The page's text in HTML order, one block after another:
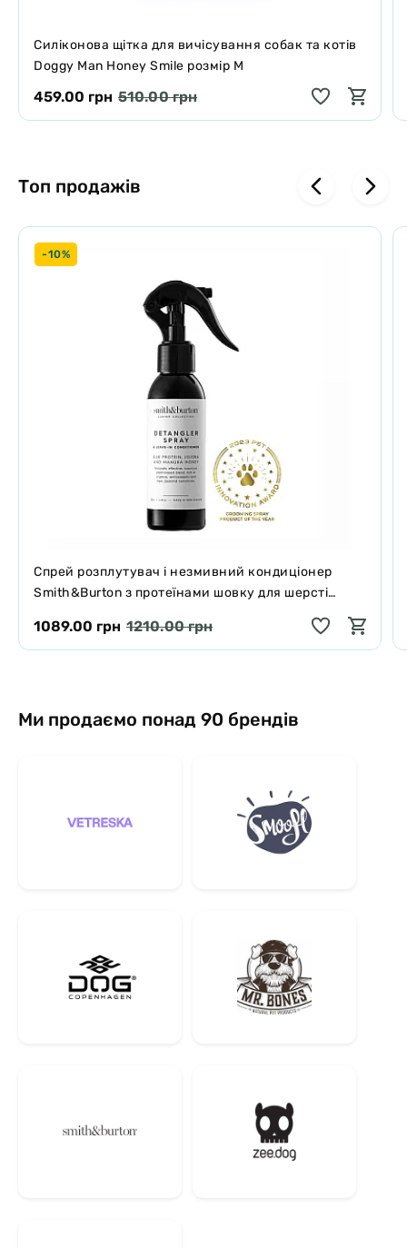
Силіконова щітка для вичісування собак та котів
Doggy Man Honey Smile розмір M
459.00 грн 510.00 грн
Топ продажів
-10%
Спрей розплутувач і незмивний кондиціонер
Smith&Burton з протеїнами шовку для шерсті
1089.00 грн 1210.00 грн
Ми продаємо понад 90 брендів